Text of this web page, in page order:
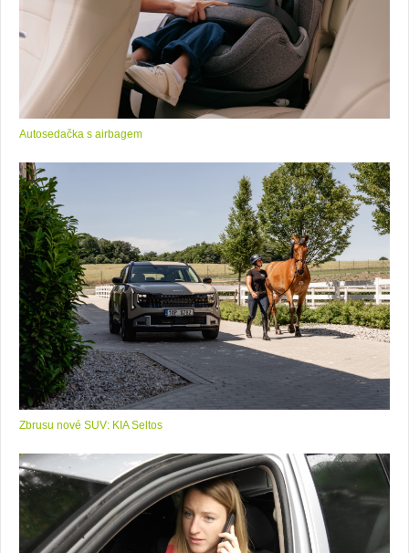
Autosedačka s airbagem
Zbrusu nové SUV: KIA Seltos